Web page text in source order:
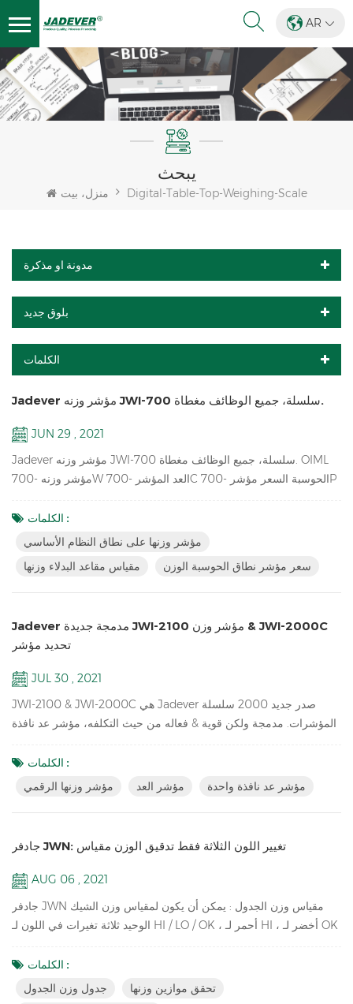
AR
يبحث
منزل، بيت Digital-Table-Top-Weighing-Scale
مدونة او مذكرة
بلوق جديد
الكلمات
Jadever مؤشر وزنه JWI-700 سلسلة، جميع الوظائف مغطاة.
JUN 29 , 2021
Jadever مؤشر وزنه JWI-700 سلسلة، جميع الوظائف مغطاة. OIML
مؤشر وزنه -700W العد المؤشر -700C الحوسبة السعر مؤشر -700P
الكلمات :
مؤشر وزنها على نطاق النظام الأساسي
مقياس مقاعد البدلاء وزنها
سعر مؤشر نطاق الحوسبة الوزن
Jadever مدمجة جديدة JWI-2100 مؤشر وزن & JWI-2000C
تحديد مؤشر
JUL 30 , 2021
JWI-2100 & JWI-2000C هي Jadever صدر جديد 2000 سلسلة
المؤشرات. مدمجة ولكن قوية & فعاله من حيث التكلفه، مؤشر عد نافذة
لاستخدامها في الإنتاج والتعبئة والتغليف والمستودعات والمخزون والشحن
والاستلام المناطق. المفتاح الميزات: 1. باهت الصمام & LCD عرض مؤشر
الكلمات :
مؤشر وزنها الرقمي
مؤشر العد مؤشر عد نافذة واحدة
جادفر JWN: تغيير اللون الثلاثة فقط تدقيق الوزن مقياس
AUG 06 , 2021
جادفر JWN مقياس وزن الجدول : يمكن أن يكون لمقياس وزن الشيك
الوحيد ثلاثة تغيرات في اللون لـ HI / LO / OK ، أحمر لـ HI ، أخضر لـ OK
موازين الوزنبثلاثة ألوان متغيرة لـ HI / LO / OK ، HI-red ، OK-green ،
LO-orange ميزان منضدية صناعي بدقة موازنة تصل إلى 1 / 15000
الكلمات :
جدول وزن الجدول
تحقق موازين وزنها